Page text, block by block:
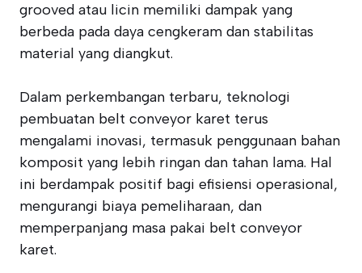
grooved atau licin memiliki dampak yang
berbeda pada daya cengkeram dan stabilitas
material yang diangkut.
Dalam perkembangan terbaru, teknologi
pembuatan belt conveyor karet terus
mengalami inovasi, termasuk penggunaan bahan
komposit yang lebih ringan dan tahan lama. Hal
ini berdampak positif bagi efisiensi operasional,
mengurangi biaya pemeliharaan, dan
memperpanjang masa pakai belt conveyor
karet.